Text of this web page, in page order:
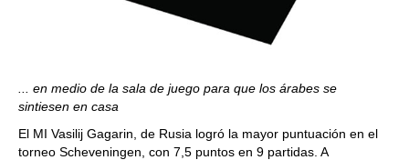
... en medio de la sala de juego para que los árabes se
sintiesen en casa
El MI Vasilij Gagarin, de Rusia logró la mayor puntuación en el
torneo Scheveningen, con 7,5 puntos en 9 partidas. A